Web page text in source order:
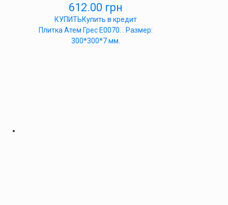
612.00 грн
КУПИТЬКупить в кредит
Плитка Атем Грес Е0070. . Размер:
300*300*7 мм.